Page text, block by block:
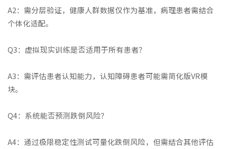
A2：需分层验证，健康人群数据仅作为基准，病理患者需结合
个体化适配。
Q3：虚拟现实训练是否适用于所有患者？
A3：需评估患者认知能力，认知障碍患者可能需简化版VR模
块。
Q4：系统能否预测跌倒风险？
A4：通过极限稳定性测试可量化跌倒风险，但需结合其他评估